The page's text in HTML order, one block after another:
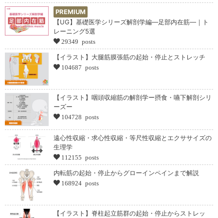
PREMIUM
【UG】基礎医学シリーズ解剖学編―足部内在筋―｜ト
レーニング5選
29349 posts
【イラスト】大腿筋膜張筋の起始・停止とストレッチ
104687 posts
【イラスト】咽頭収縮筋の解剖学ー摂食・嚥下解剖シリ
ーズー
104728 posts
遠心性収縮・求心性収縮・等尺性収縮とエクササイズの
生理学
112155 posts
内転筋の起始・停止からグローインペインまで解説
168924 posts
【イラスト】脊柱起立筋群の起始・停止からストレッ